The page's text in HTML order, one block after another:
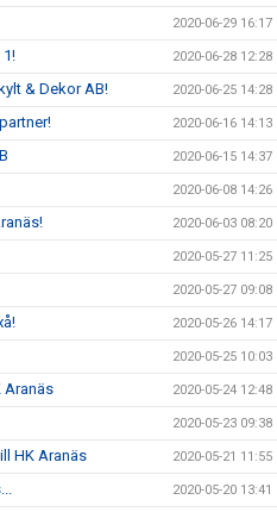
2020-06-29 16:17
2020-06-28 12:28
& Dekor AB! 2020-06-25 14:28
2020-06-16 14:13
2020-06-15 14:37
2020-06-08 14:26
2020-06-03 08:20
2020-05-27 11:25
2020-05-27 09:08
2020-05-26 14:17
2020-05-25 10:03
Aranäs 2020-05-24 12:48
2020-05-23 09:38
HK Aranäs 2020-05-21 11:55
2020-05-20 13:41